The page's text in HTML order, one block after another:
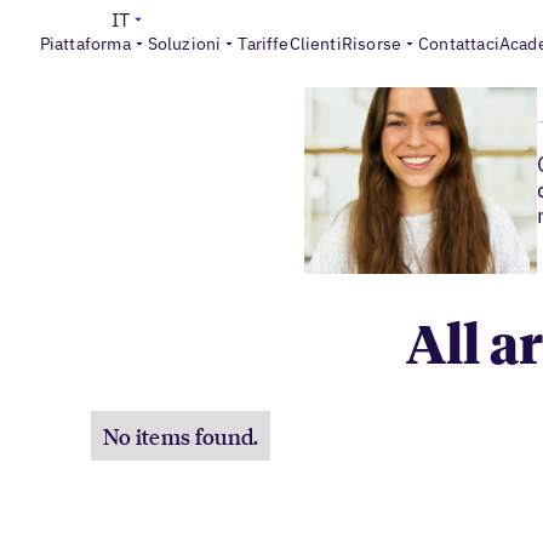
Piattaforma Soluzioni TariffeClientiRisorse Contattaci
IT
All
No items found.